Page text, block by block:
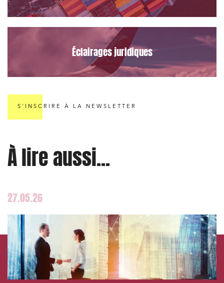
Éclairages juridiques
S'INSCRIRE À LA NEWSLETTER
À lire aussi...
27.05.26